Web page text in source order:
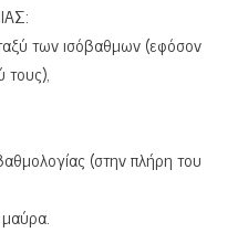
των ισόβαθμων (εφόσον
τους),
(στην πλήρη του